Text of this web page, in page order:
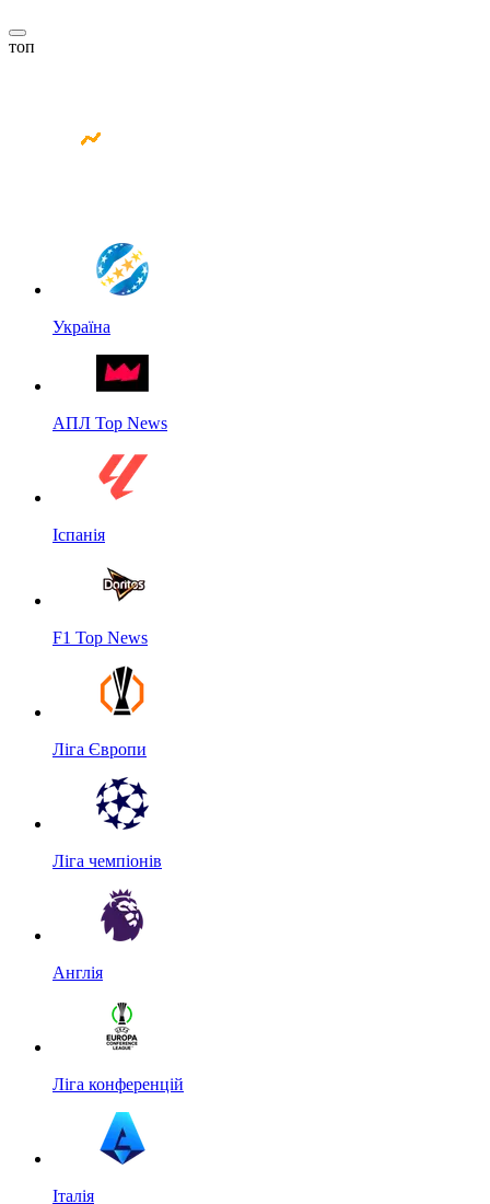
топ
Україна
АПЛ Top News
Іспанія
F1 Top News
Ліга Європи
Ліга чемпіонів
Англія
Ліга конференцій
Італія